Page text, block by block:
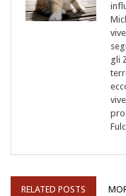
gli
RELATED POSTS